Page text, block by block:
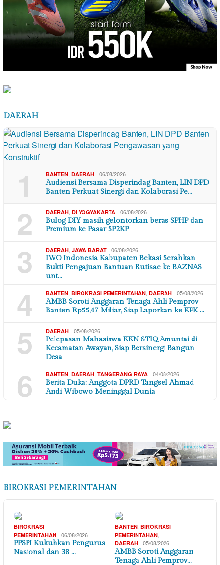
DAERAH
1 BANTEN DAERAH 06/08/2026
Audiensi Bersama Disperindag Banten, LIN DPD
Banten Perkuat Sinergi dan Kolaborasi Pe…
2 DAERAH DI YOGYAKARTA 06/08/2026
Bulog DIY masih gelontorkan beras SPHP dan
Premium ke Pasar SP2KP
3 DAERAH JAWA BARAT 06/08/2026
IWO Indonesia Kabupaten Bekasi Serahkan
Bukti Pengajuan Bantuan Rutisae ke BAZNAS
unt…
4 BANTEN BIROKRASI PEMERINTAHAN DAERAH 05/08/2026
AMBB Soroti Anggaran Tenaga Ahli Pemprov
Banten Rp55,47 Miliar, Siap Laporkan ke KPK …
5 DAERAH 05/08/2026
Pelepasan Mahasiswa KKN STIQ Amuntai di
Kecamatan Awayan, Siap Bersinergi Bangun
Desa
6 BANTEN DAERAH TANGERANG RAYA 04/08/2026
Berita Duka: Anggota DPRD Tangsel Ahmad
Andi Wibowo Meninggal Dunia
BIROKRASI PEMERINTAHAN
BIROKRASI
PEMERINTAHAN
06/08/2026
PPSPI Kukuhkan Pengurus
Nasional dan 38 …
BANTEN BIROKRASI
PEMERINTAHAN
DAERAH 05/08/2026
AMBB Soroti Anggaran
Tenaga Ahli Pemprov…